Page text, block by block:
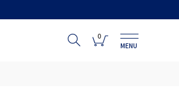
0
MENU